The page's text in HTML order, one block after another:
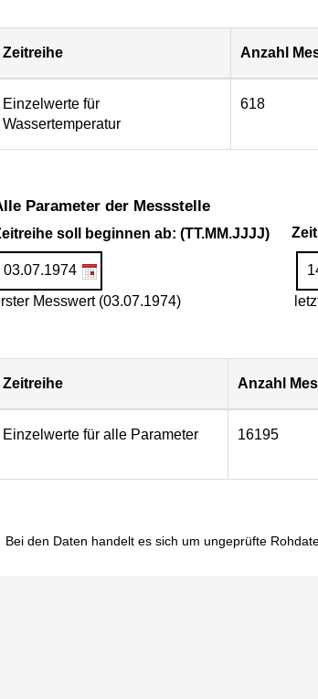
Zeitreihe Anzahl
Einzelwerte für
Wassertemperatur
618
Parameter der Messstelle
soll beginnen ab: (TT.MM.JJJJ)
Messwert (03.07.1974)
Zeitreihe Anzahl
Einzelwerte für alle Parameter 16195
Bei den Daten handelt es sich um ungeprüfte